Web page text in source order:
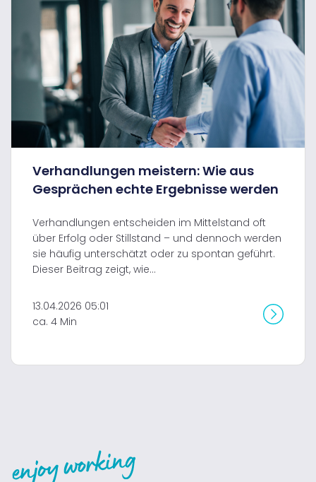
Verhandlungen meistern: Wie aus
Gesprächen echte Ergebnisse werden
Verhandlungen entscheiden im Mittelstand oft
über Erfolg oder Stillstand – und dennoch werden
sie häufig unterschätzt oder zu spontan geführt.
Dieser Beitrag zeigt, wie...
13.04.2026 05:01
ca. 4 Min